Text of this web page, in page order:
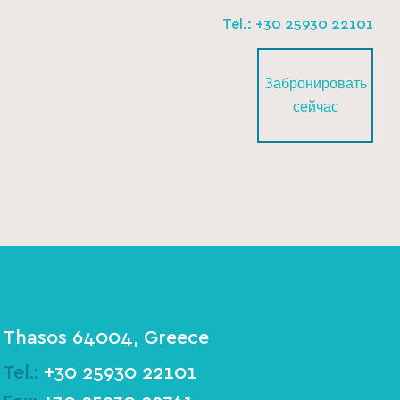
Tel.: +30 25930 22101
Забронировать
сейчас
Thasos 64004, Greece
Tel.: +30 25930 22101